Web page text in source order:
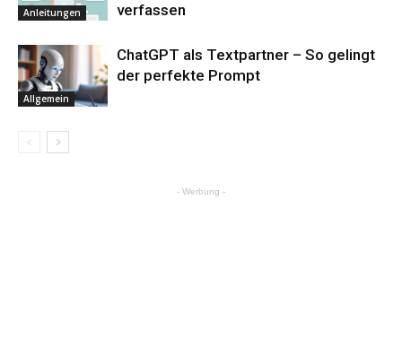
Anleitungen
verfassen
Allgemein
ChatGPT als Textpartner – So gelingt
der perfekte Prompt
- Werbung -